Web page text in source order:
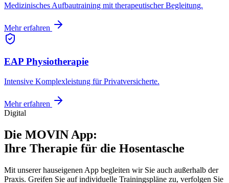
Medizinisches Aufbautraining mit therapeutischer Begleitung.
Mehr erfahren
EAP Physiotherapie
Intensive Komplexleistung für Privatversicherte.
Mehr erfahren
Digital
Die MOVIN App:
Ihre Therapie für die Hosentasche
Mit unserer hauseigenen App begleiten wir Sie auch außerhalb der
Praxis. Greifen Sie auf individuelle Trainingspläne zu, verfolgen Sie